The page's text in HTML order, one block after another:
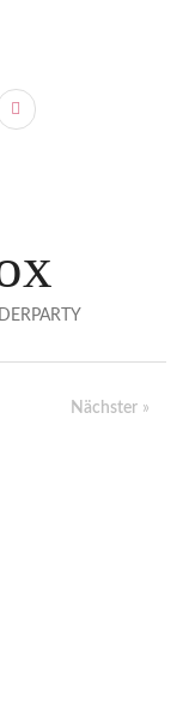
Nächster »